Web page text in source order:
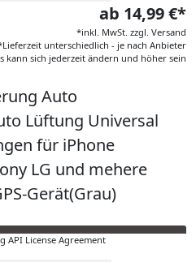
ab 14,99 €*
*inkl. MwSt. zzgl. Versand
unterschiedlich - je nach Anbieter
kann sich jederzeit ändern und höher sein
Auto
Lüftung Universal
für iPhone
LG und mehere
Gerät(Grau)
API License Agreement